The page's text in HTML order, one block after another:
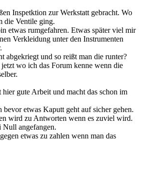
Inspetktion zur Werkstatt gebracht. Wo
die Ventile ging.
etwas rumgefahren. Etwas später viel mir
Verkleidung unter den Instrumenten
abgekriegt und so reißt man die runter?
wo ich das Forum kenne wenn die
gute Arbeit und macht das schon im
etwas Kaputt geht auf sicher gehen.
wird zu Antworten wenn es zuviel wird.
Null angefangen.
etwas zu zahlen wenn man das